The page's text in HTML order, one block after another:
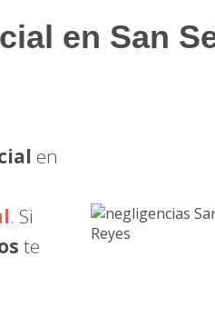
en San
en
. Si
te